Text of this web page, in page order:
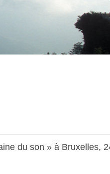
du son » à Bruxelles,